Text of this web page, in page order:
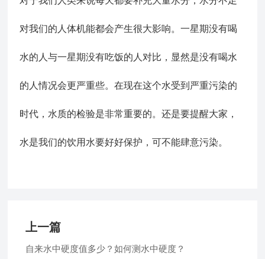
对我们的人体机能都会产生很大影响。一星期没有喝
水的人与一星期没有吃饭的人对比，显然是没有喝水
的人情况会更严重些。在现在这个水受到严重污染的
时代，水质的检验是非常重要的。还是要提醒大家，
水是我们的饮用水要好好保护，可不能肆意污染。
上一篇
自来水中硬度值多少？如何测水中硬度？